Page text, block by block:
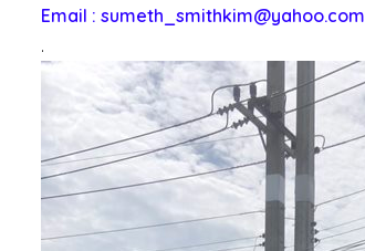
Email : sumeth_smithkim@yahoo.com
.